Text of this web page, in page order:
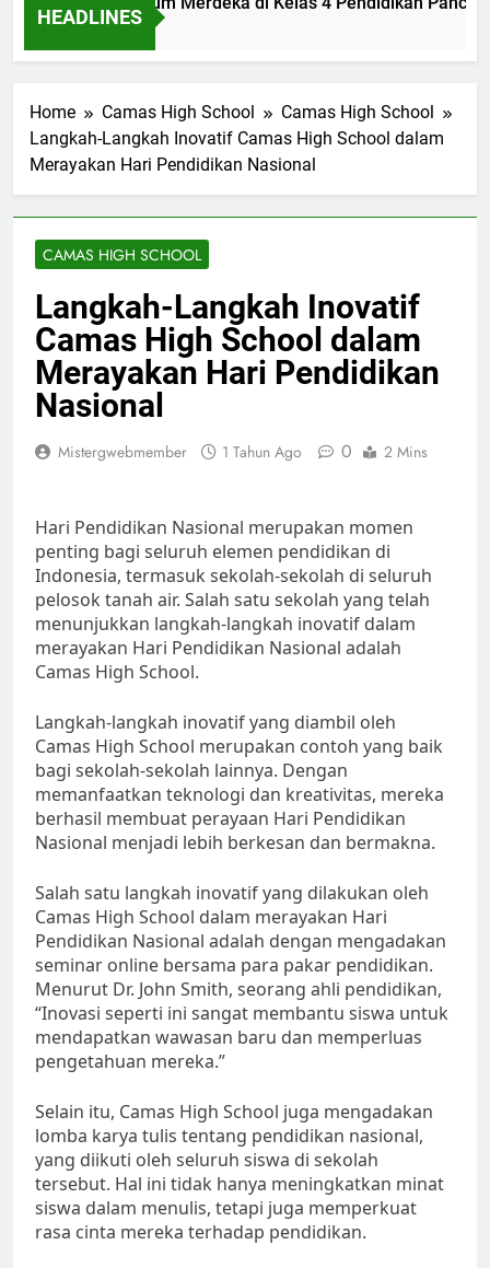
HEADLINES
Home Camas High School
Camas High School
Langkah-Langkah Inovatif Camas High School dalam
Merayakan Hari Pendidikan Nasional
CAMAS HIGH SCHOOL
Langkah-Langkah Inovatif
Camas High School dalam
Merayakan Hari Pendidikan
Nasional
Mistergwebmember 1 Tahun Ago 0 2 Mins
Hari Pendidikan Nasional merupakan momen
penting bagi seluruh elemen pendidikan di
Indonesia, termasuk sekolah-sekolah di seluruh
pelosok tanah air. Salah satu sekolah yang telah
menunjukkan langkah-langkah inovatif dalam
merayakan Hari Pendidikan Nasional adalah
Camas High School.
Langkah-langkah inovatif yang diambil oleh
Camas High School merupakan contoh yang baik
bagi sekolah-sekolah lainnya. Dengan
memanfaatkan teknologi dan kreativitas, mereka
berhasil membuat perayaan Hari Pendidikan
Nasional menjadi lebih berkesan dan bermakna.
Salah satu langkah inovatif yang dilakukan oleh
Camas High School dalam merayakan Hari
Pendidikan Nasional adalah dengan mengadakan
seminar online bersama para pakar pendidikan.
Menurut Dr. John Smith, seorang ahli pendidikan,
“Inovasi seperti ini sangat membantu siswa untuk
mendapatkan wawasan baru dan memperluas
pengetahuan mereka.”
Selain itu, Camas High School juga mengadakan
lomba karya tulis tentang pendidikan nasional,
yang diikuti oleh seluruh siswa di sekolah
tersebut. Hal ini tidak hanya meningkatkan minat
siswa dalam menulis, tetapi juga memperkuat
rasa cinta mereka terhadap pendidikan.